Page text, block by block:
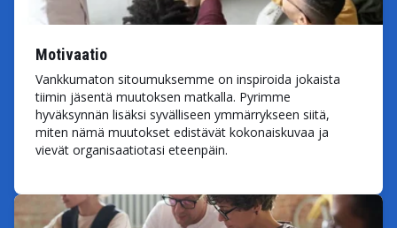
Motivaatio
Vankkumaton sitoumuksemme on inspiroida jokaista
tiimin jäsentä muutoksen matkalla. Pyrimme
hyväksynnän lisäksi syvälliseen ymmärrykseen siitä,
miten nämä muutokset edistävät kokonaiskuvaa ja
vievät organisaatiotasi eteenpäin.